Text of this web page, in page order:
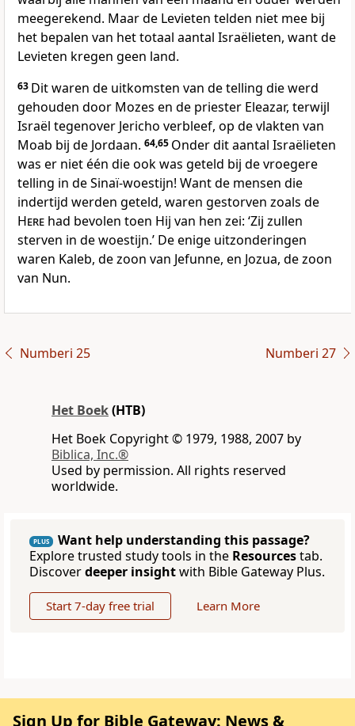
meegerekend. Maar de Levieten telden niet mee bij
het bepalen van het totaal aantal Israëlieten, want de
Levieten kregen geen land.
63 Dit waren de uitkomsten van de telling die werd
gehouden door Mozes en de priester Eleazar, terwijl
Israël tegenover Jericho verbleef, op de vlakten van
Moab bij de Jordaan. 64,65 Onder dit aantal Israëlieten
was er niet één die ook was geteld bij de vroegere
telling in de Sinaï-woestijn! Want de mensen die
indertijd werden geteld, waren gestorven zoals de
Here had bevolen toen Hij van hen zei: ‘Zij zullen
sterven in de woestijn.’ De enige uitzonderingen
waren Kaleb, de zoon van Jefunne, en Jozua, de zoon
van Nun.
Numberi 25 Numberi 27
Het Boek(HTB)
Het Boek Copyright © 1979, 1988, 2007 by
Biblica, Inc.®
Used by permission. All rights reserved
worldwide.
PLUS
Want help understanding this passage?
Explore trusted study tools in the Resourcestab.
Discoverdeeper insightwith Bible Gateway Plus.
Start 7-day free trial Learn More
Sign Up for Bible Gateway: News &